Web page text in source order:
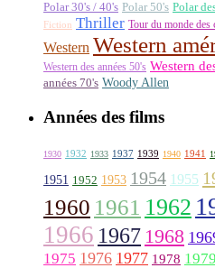
Polar 30's / 40's Polar 50's Polar
Fiction Thriller Tour du monde des
Western Western
Western des années 50's Western
années 70's Woody Allen
Années des films
1930 1932 1933 1937 1939 1940 1941
1951 1952 1953 1954 1955
1960 1961 1962
1966 1967 1968
1975 1976 1977 1978 1979